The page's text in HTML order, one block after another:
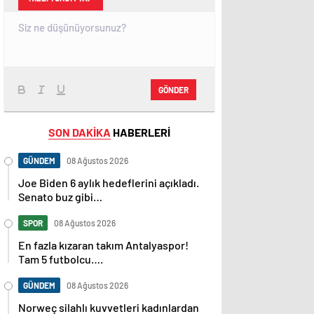
GÖNDER
SON DAKİKA HABERLERİ
GÜNDEM 08 Ağustos 2026
Joe Biden 6 aylık hedeflerini açıkladı.
Senato buz gibi…
SPOR 08 Ağustos 2026
En fazla kızaran takım Antalyaspor!
Tam 5 futbolcu….
GÜNDEM 08 Ağustos 2026
Norweç silahlı kuvvetleri kadınlardan